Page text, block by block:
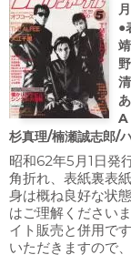
●
A
杉真理/楠瀬誠志郎/
昭和62年5月1日発
角折れ、表紙裏表
身は概ね良好な状
はご理解ください
イト販売と併用で
いただきますので